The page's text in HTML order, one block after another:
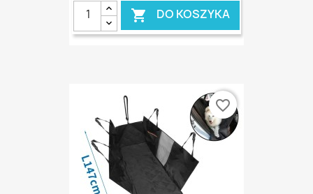
 DO KOSZYKA
favorite_border